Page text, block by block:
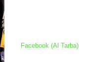
Facebook (Al Tarba)